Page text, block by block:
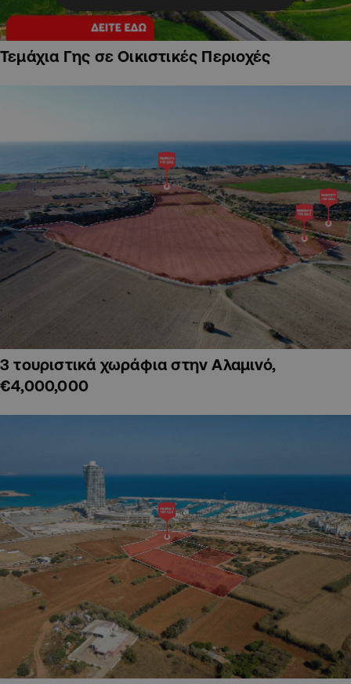
Τεμάχια Γης σε Οικιστικές Περιοχές
3 τουριστικά χωράφια στην Αλαμινό,
€4,000,000